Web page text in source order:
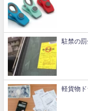
駐禁の
軽貨物